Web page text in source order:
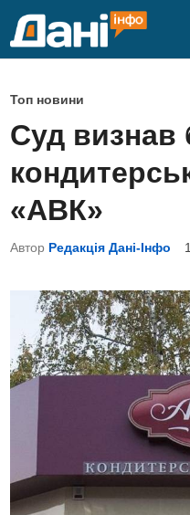
P
o
s
i
Топ новини
Суд визнав
«АВК»
Автор Редакція Дані-Інфо